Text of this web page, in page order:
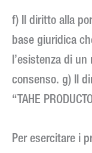
f) Il diritto alla
base giuridica
l’esistenza di
consenso. g) Il
“TAHE
Per esercitare i